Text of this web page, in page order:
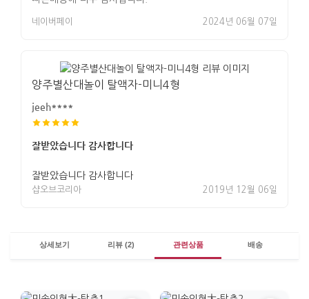
네이버페이 2024년 06월 07일
양주별산대놀이 탈액자-미니4형
jeeh****
잘받았습니다 감사합니다
잘받았습니다 감사합니다
샵오브코리아 2019년 12월 06일
상세보기 리뷰 (2) 관련상품 배송